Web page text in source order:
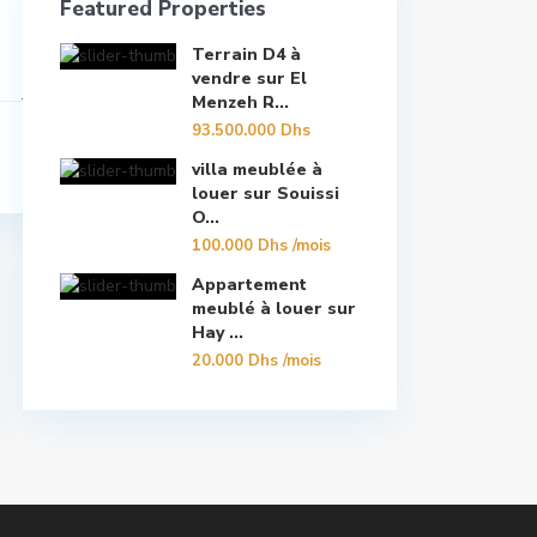
Featured Properties
Terrain D4 à
vendre sur El
Menzeh R...
93.500.000 Dhs
villa meublée à
louer sur Souissi
O...
100.000 Dhs/mois
Appartement
meublé à louer sur
Hay ...
20.000 Dhs/mois